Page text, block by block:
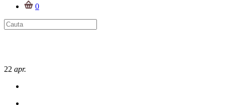
0
22 apr.